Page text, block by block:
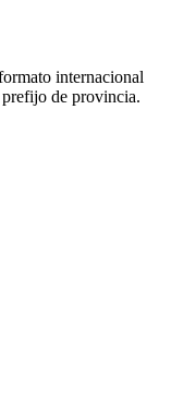
internacional
prefijo de provincia.